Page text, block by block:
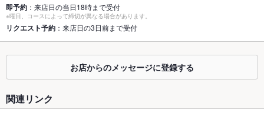
座敷 なし ：お座敷席はございません
掘りごたつ なし ：掘りごたつ席はございません
カウンター あり
ソファー あり
テラス席
即予約 ：来店日の当日18時まで受付
※曜日、コースによって締切が異なる場合があります。
リクエスト予約 ：来店日の3日前まで受付
お店からのメッセージに登録する
関連リンク